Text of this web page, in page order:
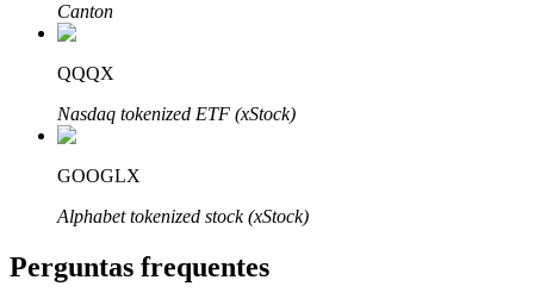
Afiliados Bitrue
Até 65% de comissões!
Canton
QQQX
Nasdaq tokenized ETF (xStock)
GOOGLX
Alphabet tokenized stock (xStock)
Perguntas frequentes